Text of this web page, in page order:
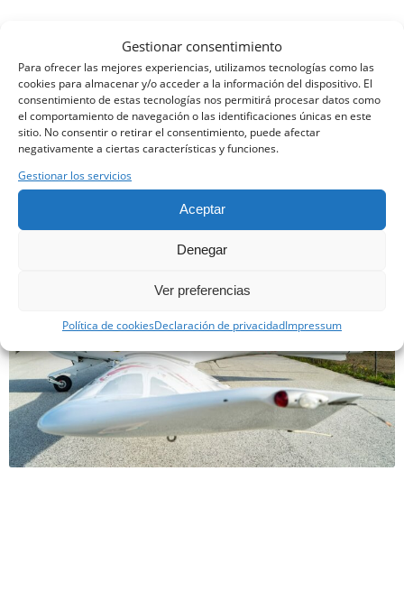
Gestionar consentimiento
Para ofrecer las mejores experiencias, utilizamos tecnologías como las
cookies para almacenar y/o acceder a la información del dispositivo. El
consentimiento de estas tecnologías nos permitirá procesar datos como
el comportamiento de navegación o las identificaciones únicas en este
sitio. No consentir o retirar el consentimiento, puede afectar
negativamente a ciertas características y funciones.
Gestionar los servicios
Aceptar
Denegar
Ver preferencias
Política de cookiesDeclaración de privacidadImpressum